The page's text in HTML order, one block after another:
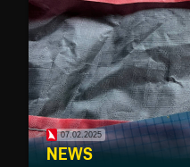
07.02.2025
NEWS